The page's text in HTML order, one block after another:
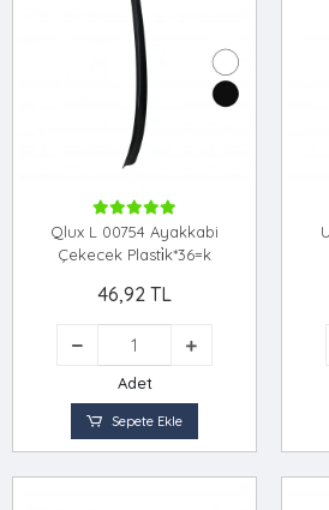
Qlux L 00754 Ayakkabi
Çekecek Plasti̇k*36=k
46,92 TL
Adet
Sepete Ekle